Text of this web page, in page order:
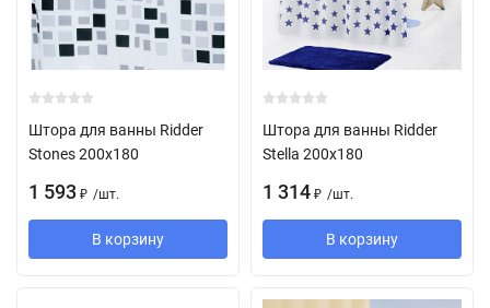
Штора для ванны Ridder
Stones 200х180
1 593 ₽ /шт.
В корзину
Штора для ванны Ridder
Stella 200х180
1 314 ₽ /шт.
В корзину